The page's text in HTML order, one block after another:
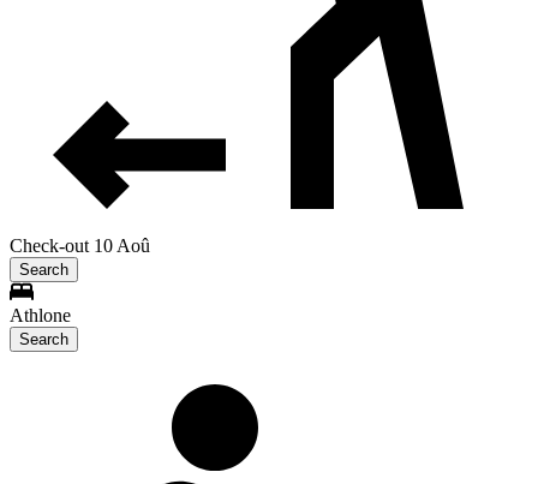
Check-out 10 Aoû
Search
Athlone
Search